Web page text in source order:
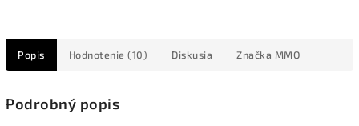
Popis Hodnotenie (10) Diskusia Značka MMO
Podrobný popis